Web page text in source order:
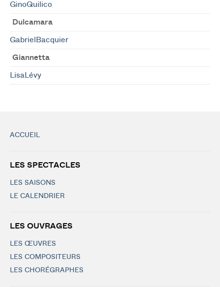
GinoQuilico
Dulcamara
GabrielBacquier
Giannetta
LisaLévy
ACCUEIL
LES SPECTACLES
LES SAISONS
LE CALENDRIER
LES OUVRAGES
LES ŒUVRES
LES COMPOSITEURS
LES CHORÉGRAPHES